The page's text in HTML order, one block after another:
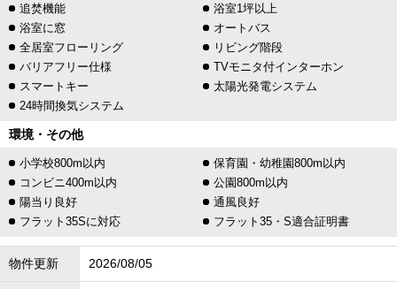
追焚機能
浴室1坪以上
浴室に窓
オートバス
全居室フローリング
リビング階段
バリアフリー仕様
TVモニタ付インターホン
スマートキー
太陽光発電システム
24時間換気システム
環境・その他
小学校800m以内
保育園・幼稚園800m以内
コンビニ400m以内
公園800m以内
陽当り良好
通風良好
フラット35Sに対応
フラット35・S適合証明書
物件更新 2026/08/05